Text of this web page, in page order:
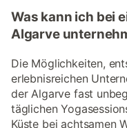
Was kann ich bei
Algarve
Die Möglichkeiten,
erlebnisreichen
der Algarve fast
täglichen
Küste bei achtsamen